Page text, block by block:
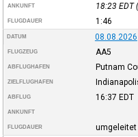
ANKUNFT 18:23 EDT(
FLUGDAUER 1:46
DATUM 08.08.2026
FLUGZEUG AA5
ABFLUGHAFEN Putnam
ZIELFLUGHAFEN
ABFLUG 16:37 EDT
ANKUNFT
FLUGDAUER umgeleitet